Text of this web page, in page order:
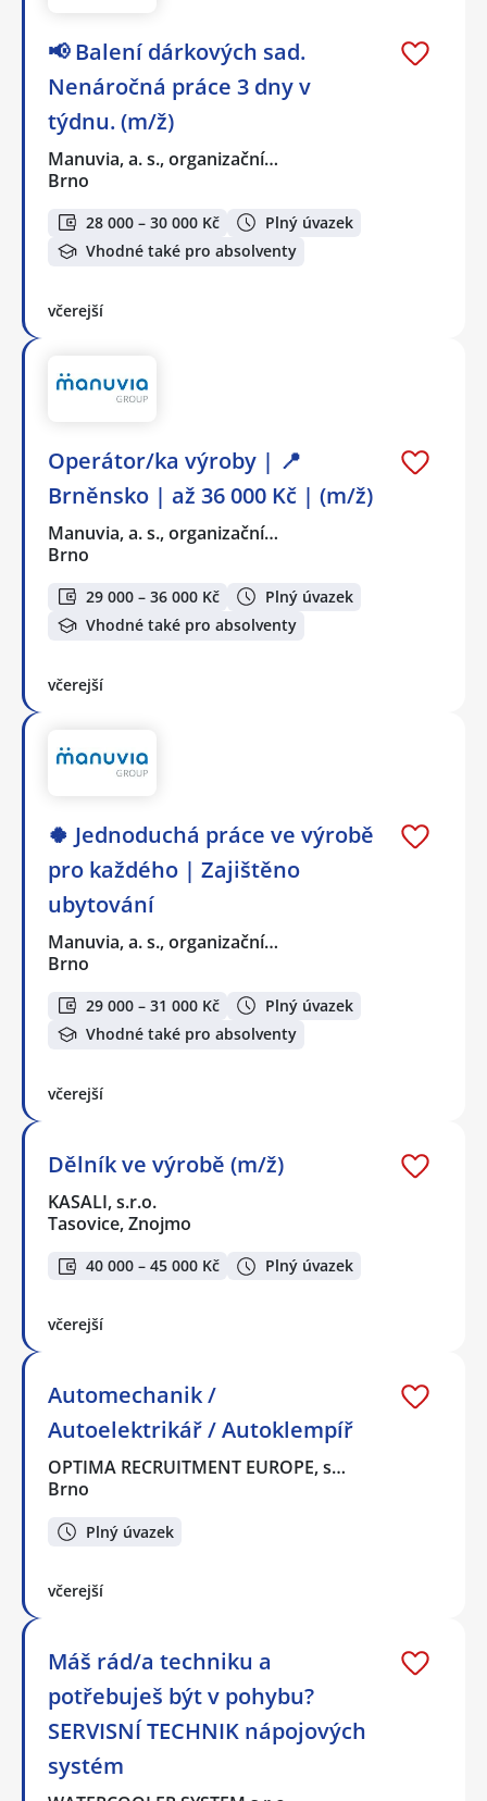
📢 Balení dárkových sad.
Nenáročná práce 3 dny v
týdnu. (m/ž)
Manuvia, a. s., organizační…
Brno
28 000 – 30 000 Kč
Plný úvazek
Vhodné také pro absolventy
včerejší
Operátor/ka výroby | 📍
Brněnsko | až 36 000 Kč | (m/ž)
Manuvia, a. s., organizační…
Brno
29 000 – 36 000 Kč
Plný úvazek
Vhodné také pro absolventy
včerejší
🍀 Jednoduchá práce ve výrobě
pro každého | Zajištěno
ubytování
Manuvia, a. s., organizační…
Brno
29 000 – 31 000 Kč
Plný úvazek
Vhodné také pro absolventy
včerejší
Dělník ve výrobě (m/ž)
KASALI, s.r.o.
Tasovice, Znojmo
40 000 – 45 000 Kč Plný úvazek
včerejší
Automechanik /
Autoelektrikář / Autoklempíř
OPTIMA RECRUITMENT EUROPE, s…
Brno
Plný úvazek
včerejší
Máš rád/a techniku a
potřebuješ být v pohybu?
SERVISNÍ TECHNIK nápojových
systém